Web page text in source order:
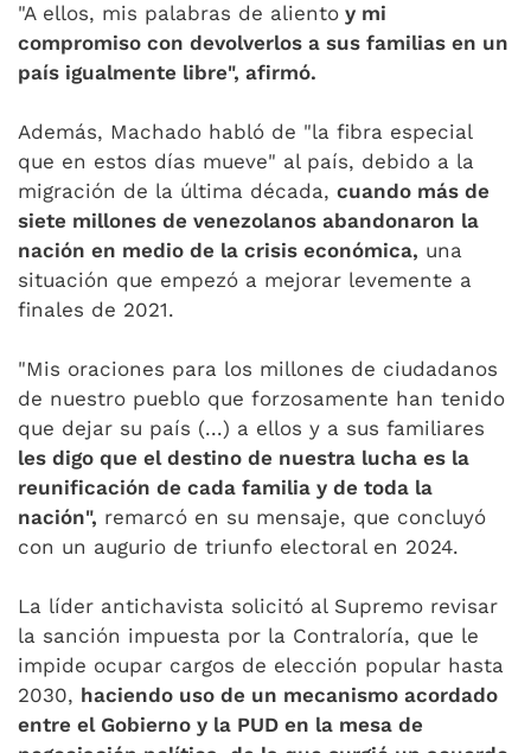
"A ellos, mis palabras de aliento y mi
compromiso con devolverlos a sus familias en un
país igualmente libre", afirmó.
Además, Machado habló de "la fibra especial
que en estos días mueve" al país, debido a la
migración de la última década, cuando más de
siete millones de venezolanos abandonaron la
nación en medio de la crisis económica, una
situación que empezó a mejorar levemente a
finales de 2021.
"Mis oraciones para los millones de ciudadanos
de nuestro pueblo que forzosamente han tenido
que dejar su país (...) a ellos y a sus familiares
les digo que el destino de nuestra lucha es la
reunificación de cada familia y de toda la
nación", remarcó en su mensaje, que concluyó
con un augurio de triunfo electoral en 2024.
La líder antichavista solicitó al Supremo revisar
la sanción impuesta por la Contraloría, que le
impide ocupar cargos de elección popular hasta
2030, haciendo uso de un mecanismo acordado
entre el Gobierno y la PUD en la mesa de